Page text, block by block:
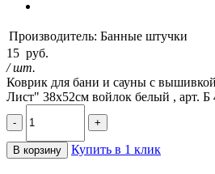
Производитель: Банные штучки
15 руб.
/ шт.
Коврик для бани и сауны с
Лист" 38х52см войлок белый , арт. Б
- +
В корзину Купить в 1 клик